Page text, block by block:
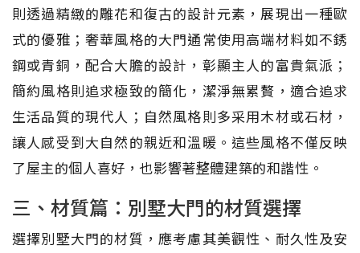
則透過精緻的雕花和復古的設計元素，展現出一種歐
式的優雅；奢華風格的大門通常使用高端材料如不銹
鋼或青銅，配合大膽的設計，彰顯主人的富貴氣派；
簡約風格則追求極致的簡化，潔淨無累贅，適合追求
生活品質的現代人；自然風格則多采用木材或石材，
讓人感受到大自然的親近和溫暖。這些風格不僅反映
了屋主的個人喜好，也影響著整體建築的和諧性。
三、材質篇：別墅大門的材質選擇
選擇別墅大門的材質，應考慮其美觀性、耐久性及安